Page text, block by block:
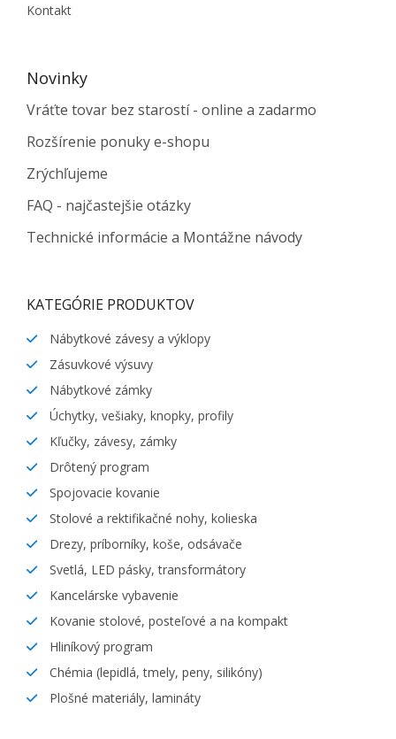
Kontakt
Novinky
Vráťte tovar bez starostí - online a zadarmo
Rozšírenie ponuky e-shopu
Zrýchľujeme
FAQ - najčastejšie otázky
Technické informácie a Montážne návody
KATEGÓRIE PRODUKTOV
Nábytkové závesy a výklopy
Zásuvkové výsuvy
Nábytkové zámky
Úchytky, vešiaky, knopky, profily
Kľučky, závesy, zámky
Drôtený program
Spojovacie kovanie
Stolové a rektifikačné nohy, kolieska
Drezy, príborníky, koše, odsávače
Svetlá, LED pásky, transformátory
Kancelárske vybavenie
Kovanie stolové, posteľové a na kompakt
Hliníkový program
Chémia (lepidlá, tmely, peny, silikóny)
Plošné materiály, lamináty